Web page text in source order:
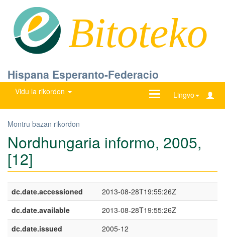
Bitoteko
Hispana Esperanto-Federacio
Vidu la rikordon Lingvo
Ŝanĝu
Montru bazan rikordon
Nordhungaria informo, 2005,
[12]
dc.date.accessioned
2013-08-28T19:55:26Z
dc.date.available
2013-08-28T19:55:26Z
dc.date.issued
2005-12